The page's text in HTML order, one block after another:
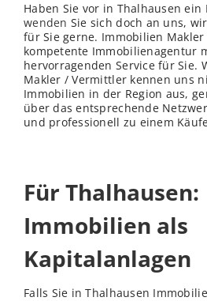
Haben Sie vor in Thalhausen ein
wenden Sie sich doch an uns,
für Sie gerne. Immobilien
kompetente Immobilienagentur
hervorragenden Service für Sie.
Makler / Vermittler kennen uns
Immobilien in der Region aus,
über das entsprechende
und professionell zu einem
Für Thalhausen:
Immobilien als
Kapitalanlagen
Falls Sie in Thalhausen